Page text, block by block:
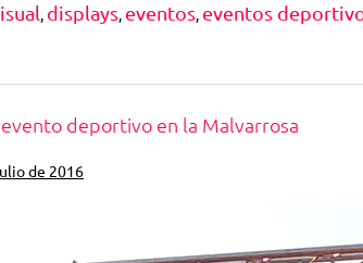
, displays, eventos, eventos
evento deportivo en la Malvarrosa
de 2016